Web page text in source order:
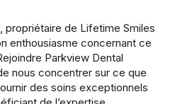
propriétaire de Lifetime Smiles
enthousiasme concernant ce
Parkview Dental
nous concentrer sur ce que
des soins exceptionnels